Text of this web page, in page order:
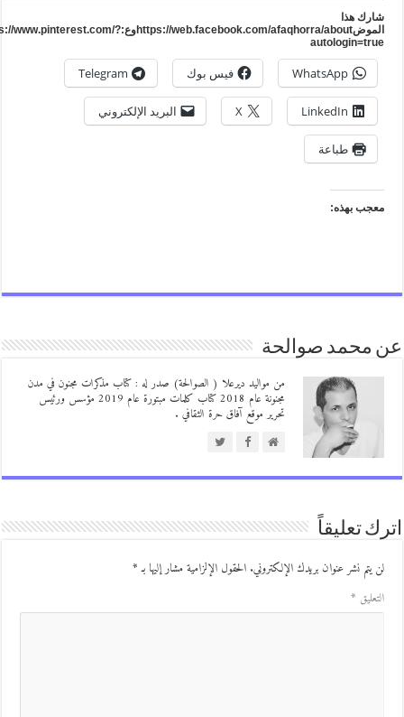
هذا
الموضhttps://web.facebook.com/afaqhorra/aboutوع:https://www.pinterest.com/?
WhatsApp فيس بوك Telegram
LinkedIn
X البريد الإلكتروني
طباعة
بهذه:
محمد صوالحة
من مواليد ديرعلا ( الصوالحة) صدر له : كتاب مذكرات مجنون في مدن
مجنونة عام 2018 كتاب كلمات مبتورة عام 2019 مؤسس ورئيس
تحرير موقع آفاق حرة الثقافي .
تعليقاً
يتم نشر عنوان بريدك الإلكتروني.الحقول الإلزامية مشار إليها بـ*
*